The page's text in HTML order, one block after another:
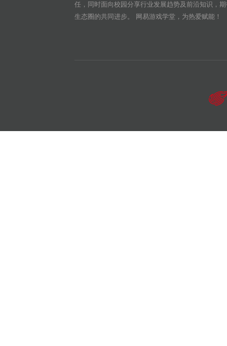
任，同时面向校园分享行业发展趋势及前沿知识，
生态圈的共同进步。 网易游戏学堂，为热爱赋能！